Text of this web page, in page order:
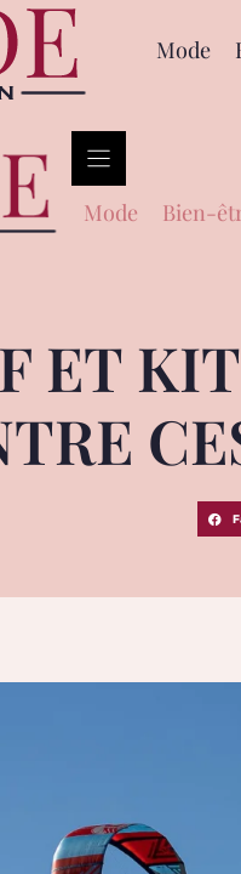
Mode
Mode Bien-
ET